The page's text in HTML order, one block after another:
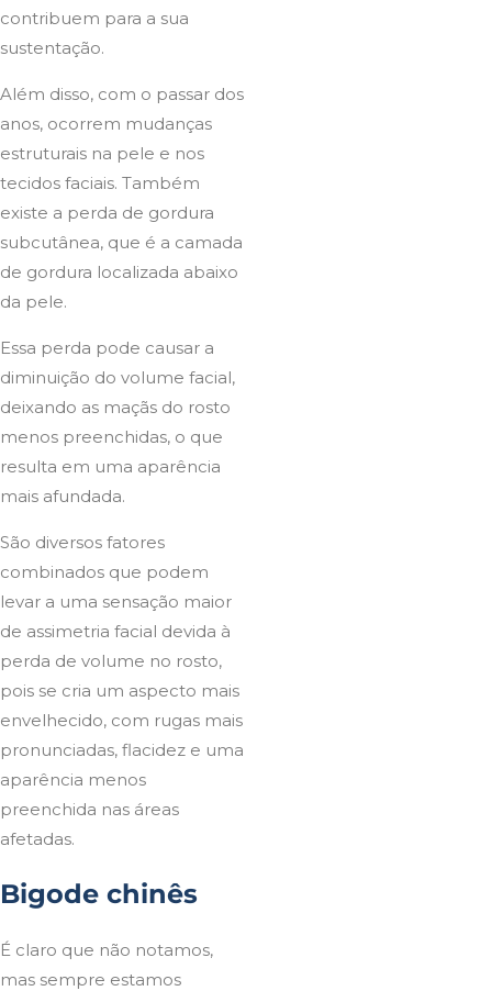
contribuem para a sua
sustentação.
Além disso, com o passar dos
anos, ocorrem mudanças
estruturais na pele e nos
tecidos faciais. Também
existe a perda de gordura
subcutânea, que é a camada
de gordura localizada abaixo
da pele.
Essa perda pode causar a
diminuição do volume facial,
deixando as maçãs do rosto
menos preenchidas, o que
resulta em uma aparência
mais afundada.
São diversos fatores
combinados que podem
levar a uma sensação maior
de assimetria facial devida à
perda de volume no rosto,
pois se cria um aspecto mais
envelhecido, com rugas mais
pronunciadas, flacidez e uma
aparência menos
preenchida nas áreas
afetadas.
Bigode chinês
É claro que não notamos,
mas sempre estamos